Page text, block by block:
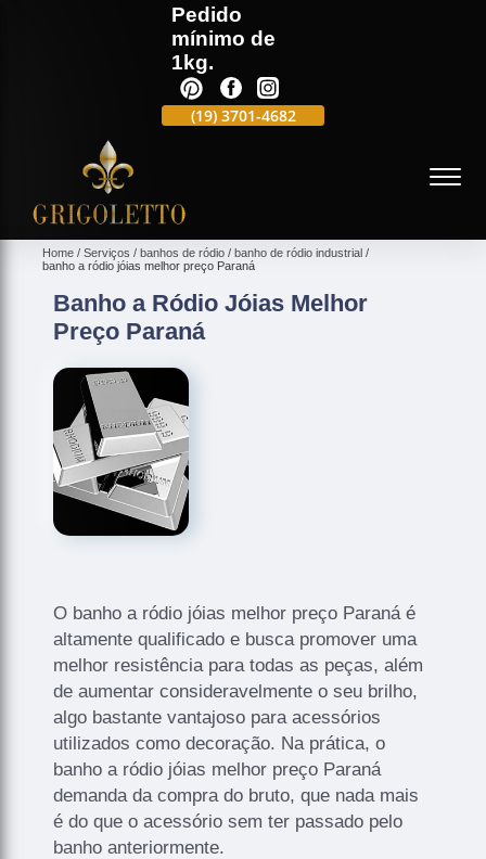
Pedido
mínimo de
1kg.
(19) 3701-4682 (19)
Home Serviços banhos de ródio
banho de ródio industrial
banho a ródio jóias melhor preço Paraná
Banho a Ródio Jóias Melhor
Preço Paraná
O banho a ródio jóias melhor preço Paraná é
altamente qualificado e busca promover uma
melhor resistência para todas as peças, além
de aumentar consideravelmente o seu brilho,
algo bastante vantajoso para acessórios
utilizados como decoração. Na prática, o
banho a ródio jóias melhor preço Paraná
demanda da compra do bruto, que nada mais
é do que o acessório sem ter passado pelo
banho anteriormente.